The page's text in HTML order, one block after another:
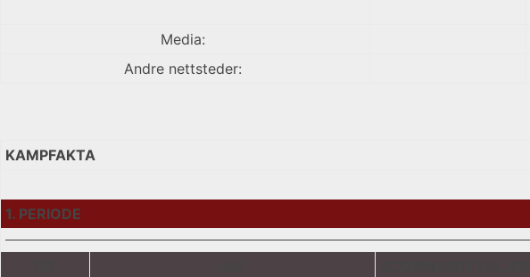
Media:
Andre nettsteder:
KAMPFAKTA
1. PERIODE